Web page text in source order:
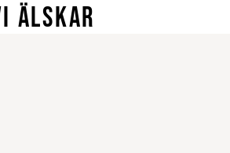
ÄLSKAR